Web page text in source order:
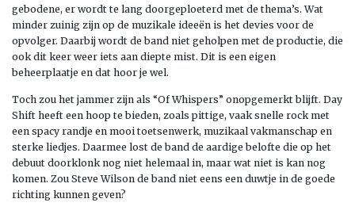
gebodene, er wordt te lang doorgeploeterd met de thema’s. Wat
minder zuinig zijn op de muzikale ideeën is het devies voor de
opvolger. Daarbij wordt de band niet geholpen met de productie, die
ook dit keer weer iets aan diepte mist. Dit is een eigen
beheerplaatje en dat hoor je wel.
Toch zou het jammer zijn als “Of Whispers” onopgemerkt blijft. Day
Shift heeft een hoop te bieden, zoals pittige, vaak snelle rock met
een spacy randje en mooi toetsenwerk, muzikaal vakmanschap en
sterke liedjes. Daarmee lost de band de aardige belofte die op het
debuut doorklonk nog niet helemaal in, maar wat niet is kan nog
komen. Zou Steve Wilson de band niet eens een duwtje in de goede
richting kunnen geven?